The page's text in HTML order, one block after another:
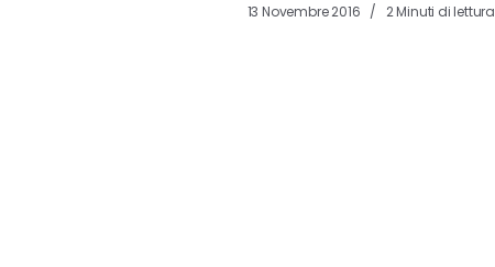
13 Novembre 2016 2 Minuti di lettura